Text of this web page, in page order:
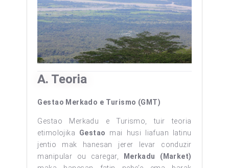
A. Teoria
Gestao Merkado e Turismo (GMT)
Gestao Merkadu e Turismo, tuir teoria
etimolojika Gestao mai husi liafuan latinu
jentio mak hanesan jerer levar conduzir
manipular ou caregar, Merkadu (Market)